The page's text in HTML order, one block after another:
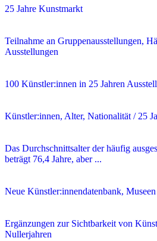
25 Jahre Kunstmarkt
Teilnahme an Gruppenausstellungen,
Ausstellungen
100 Künstler:innen in 25 Jahren
Künstler:innen, Alter, Nationalität / 25
Das Durchschnittsalter der häufig
beträgt 76,4 Jahre, aber ...
Neue Künstler:innendatenbank,
Ergänzungen zur Sichtbarkeit von
Nullerjahren